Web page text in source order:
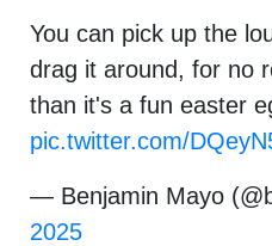
You can pick up the
drag it around, for no
than it's a fun easter
pic.twitter.com/
— Benjamin Mayo
2025